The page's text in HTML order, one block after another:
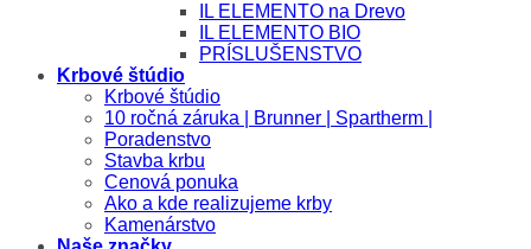
IL ELEMENTO na Drevo
IL ELEMENTO BIO
PRÍSLUŠENSTVO
Krbové štúdio
Krbové štúdio
10 ročná záruka | Brunner | Spartherm |
Poradenstvo
Stavba krbu
Cenová ponuka
Ako a kde realizujeme krby
Kamenárstvo